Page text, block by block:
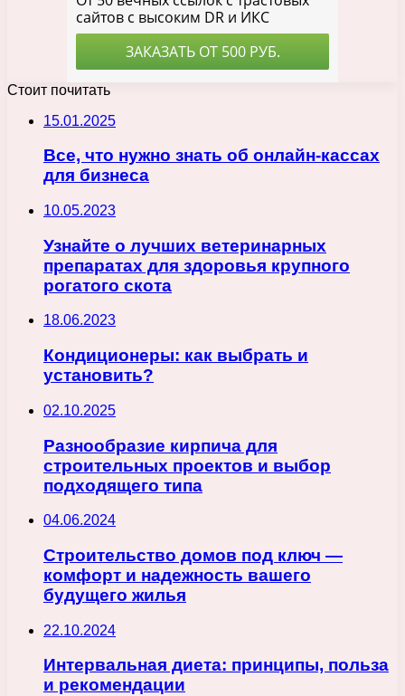
Стоит почитать
15.01.2025
Все, что нужно знать об онлайн-кассах
для бизнеса
10.05.2023
Узнайте о лучших ветеринарных
препаратах для здоровья крупного
рогатого скота
18.06.2023
Кондиционеры: как выбрать и
установить?
02.10.2025
Разнообразие кирпича для
строительных проектов и выбор
подходящего типа
04.06.2024
Строительство домов под ключ —
комфорт и надежность вашего
будущего жилья
22.10.2024
Интервальная диета: принципы, польза
и рекомендации